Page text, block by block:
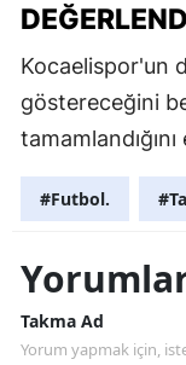
Kocaelispor'un
göstereceğini
#Futbol.
Takma Ad
Yorum yapmak için,